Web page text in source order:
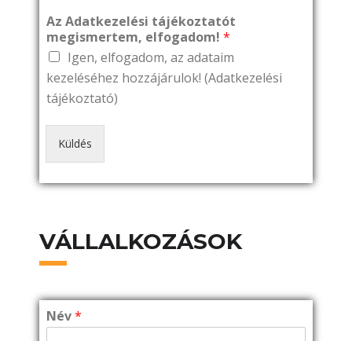
Az Adatkezelési tájékoztatót
megismertem, elfogadom! *
Igen, elfogadom, az adataim
kezeléséhez hozzájárulok! (Adatkezelési
tájékoztató)
Küldés
VÁLLALKOZÁSOK
Név*